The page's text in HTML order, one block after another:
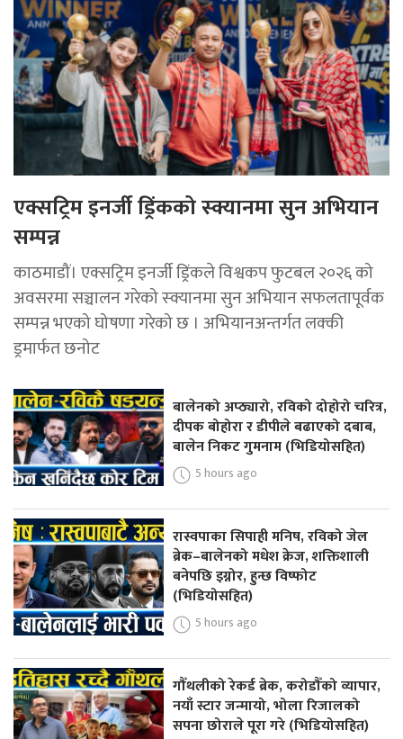
एक्सट्रिम इनर्जी ड्रिंकको स्क्यानमा सुन अभियान
सम्पन्न
काठमाडौं। एक्सट्रिम इनर्जी ड्रिंकले विश्वकप फुटबल २०२६ को
अवसरमा सञ्चालन गरेको स्क्यानमा सुन अभियान सफलतापूर्वक
सम्पन्न भएको घोषणा गरेको छ । अभियानअन्तर्गत लक्की
ड्रमार्फत छनोट
बालेनको अप्ठ्यारो, रविको दोहोरो चरित्र,
दीपक बोहोरा र डीपीले बढाएको दबाब,
बालेन निकट गुमनाम (भिडियोसहित)
5 hours ago
रास्वपाका सिपाही मनिष, रविको जेल
ब्रेक–बालेनको मधेश क्रेज, शक्तिशाली
बनेपछि इग्नोर, हुन्छ विष्फोट
(भिडियोसहित)
5 hours ago
गौँथलीको रेकर्ड ब्रेक, करोडौँको व्यापार,
नयाँ स्टार जन्मायो, भोला रिजालको
सपना छोराले पूरा गरे (भिडियोसहित)